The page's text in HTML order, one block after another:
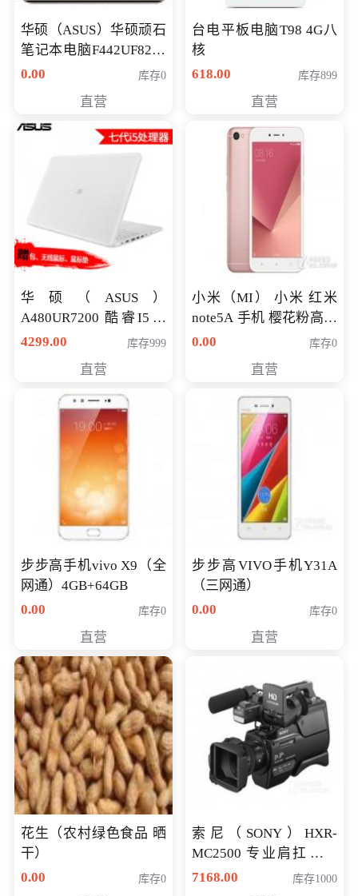
华硕（ASUS）华硕顽石
笔记本电脑F442UF8250
八代独显轻薄办公商务
0.00 库存0
直营
台电平板电脑T98 4G八
核
618.00
库存899
直营
华硕（ASUS）
A480UR7200 酷睿I5超
薄学生办公游戏独显笔
NV930-2G独
4299.00 库存999
直营
小米（MI） 小米 红米
note5A 手机 樱花粉高配
版 全网通(3G+32G)
0.00 库存0
直营
步步高手机vivo X9（全
网通）4GB+64GB
0.00
库存0
直营
步步高VIVO手机Y31A
（三网通）
0.00
库存0
直营
花生（农村绿色食品 晒
干）
0.00
库存0
索尼（SONY）HXR-
MC2500 专业肩扛式存
储卡全高清摄录一体机
7168.00 库存1000